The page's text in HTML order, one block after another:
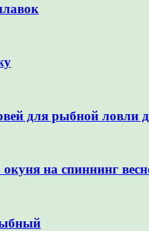
для рыбной
на спиннинг